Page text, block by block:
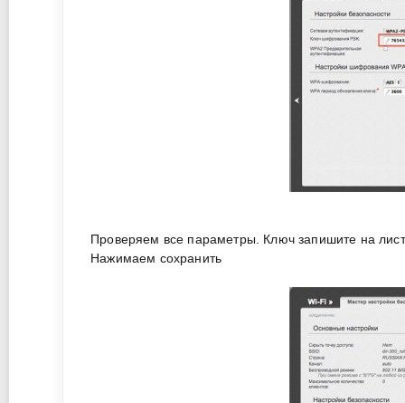
Проверяем все параметры. Ключ запишите на
Нажимаем сохранить